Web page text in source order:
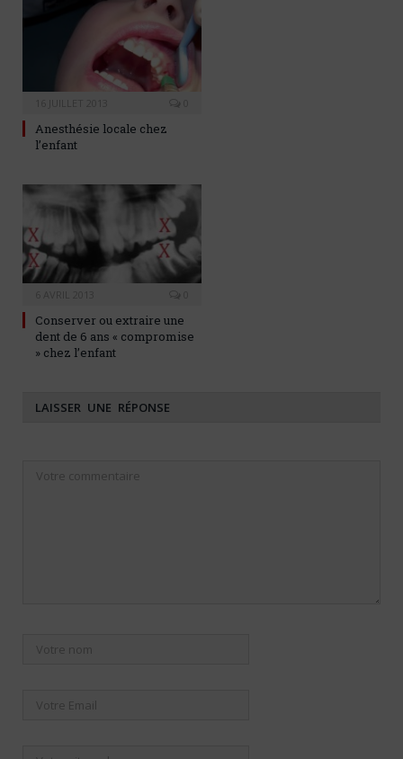
Anesthésie locale chez
l’enfant
Conserver ou extraire une
dent de 6 ans « compromise
» chez l’enfant
LAISSER UNE RÉPONSE